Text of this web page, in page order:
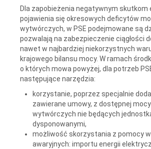
Dla zapobieżenia negatywnym skutkom
pojawienia się okresowych deficytów
wytwórczych, w PSE podejmowane są
pozwalają na zabezpieczenie ciągłości
nawet w najbardziej niekorzystnych
krajowego bilansu mocy. W ramach
o których mowa powyżej, dla potrzeb
następujące narzędzia:
korzystanie, poprzez specjalnie
zawierane umowy, z dostępnej
wytwórczych nie będących
dysponowanymi,
możliwość skorzystania z pomocy
awaryjnych: importu energii